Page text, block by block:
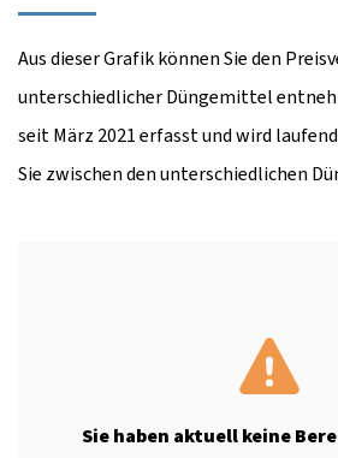
Aus dieser Grafik können Sie den
unterschiedlicher Düngemittel
seit März 2021 erfasst und wird
Sie zwischen den unterschiedlichen
Sie haben aktuell keine